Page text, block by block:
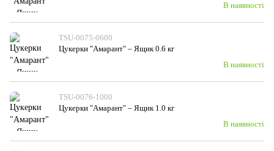
В наявності
TSU-0075-0600
Цукерки "Амарант" – Ящик 0.6 кг
В наявності
TSU-0076-1000
Цукерки "Амарант" – Ящик 1.0 кг
В наявності